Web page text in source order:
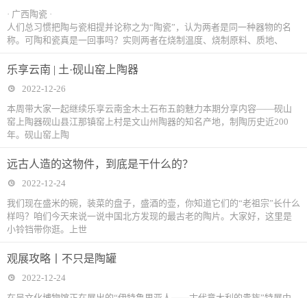
· 广西陶瓷 ·
人们总习惯把陶与瓷相提并论称之为“陶瓷”，认为两者是同一种器物的名
称。可陶和瓷真是一回事吗？实则两者在烧制温度、烧制原料、质地、
乐享云南 | 土·砚山窑上陶器
2022-12-26
本周带大家一起继续乐享云南金木土石布五韵魅力本期分享内容——砚山
窑上陶器砚山县江那镇窑上村是文山州陶器的知名产地，制陶历史近200
年。砚山窑上陶
远古人造的这物件，到底是干什么的？
2022-12-24
我们现在盛米的碗，装菜的盘子，盛酒的壶，你知道它们的“老祖宗”长什么
样吗？咱们今天来说一说中国北方发现的最古老的陶片。大家好，这里是
小铃铛带你逛。上世
观展攻略丨不只是陶罐
2022-12-24